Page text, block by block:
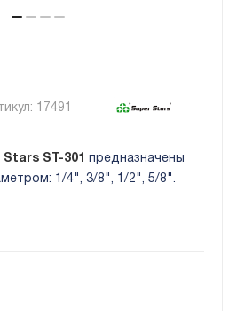
17491
ST-301
предназначены
1/4", 3/8", 1/2", 5/8".